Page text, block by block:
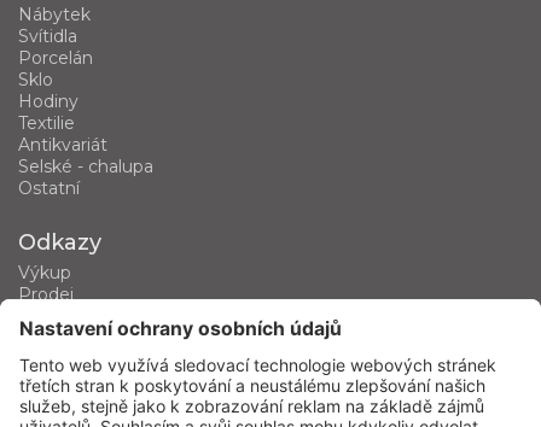
Nábytek
Svítidla
Porcelán
Sklo
Hodiny
Textilie
Antikvariát
Selské - chalupa
Ostatní
Odkazy
Výkup
Prodej
Kategorie produktů
Kontakt
Kontaktujte nás
phone +420 602 460 751